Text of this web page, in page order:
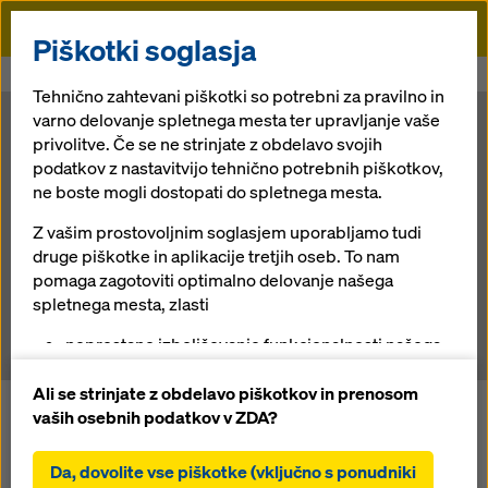
Doka
Novice in obvestila Stolp Shahar Tel Aviv
Stolp Shahar
Tel Aviv
24.7.2013 |Novice
Doka Izrael se je izkazala za pravega partnerja pri
gradnje, mostov in predorov. S sodelovanjem pri
Piškotki soglasja
Tehnično zahtevani piškotki so potrebni za pravilno in
varno delovanje spletnega mesta ter upravljanje vaše
privolitve. Če se ne strinjate z obdelavo svojih
podatkov z nastavitvijo tehnično potrebnih piškotkov,
ne boste mogli dostopati do spletnega mesta.
Z vašim prostovoljnim soglasjem uporabljamo tudi
druge piškotke in aplikacije tretjih oseb. To nam
pomaga zagotoviti optimalno delovanje našega
spletnega mesta, zlasti
neprestano izboljševanje funkcionalnosti našega
piškotki),
ureditev nemotenega nakupnega procesa pri
statistični piškotki),
Ali se strinjate z obdelavo piškotkov in prenosom
vaših osebnih podatkov v ZDA?
Da, dovolite vse piškotke (vključno s ponudniki